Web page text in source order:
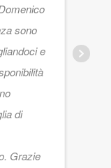
sono
e
di
Grazie